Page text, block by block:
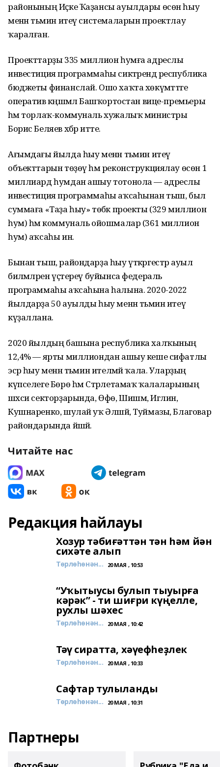
районының Иҫке Ҡаҙансы ауылдары өсөн һыу
менән тәьмин итеү системаларын проектлау
ҡаралған.
Проекттарҙы 335 миллион һумға адреслы
инвестиция программаһы сиктәрендә республика
бюджеты финанслай. Ошо хаҡта хөкүмәттәге
оператив кәңәшмәлә Башҡортостан вице-премьеры
һәм торлаҡ-коммуналь хужалыҡ министры
Борис Беляев хәбәр итте.
Ағымдағы йылда һыу менән тәьмин итеү
объекттарын төҙөү һәм реконструкциялау өсөн 1
миллиард һумдан ашыу тотонола — адреслы
инвестиция программаһы аҡсаһынан тыш, был
суммаға «Таҙа һыу» төбәк проекты (329 миллион
һум) һәм коммуналь ойошмалар (361 миллион
һум) аҡсаһы инә.
Бынан тыш, райондарҙа һыу үткәргестәр ауыл
биләмәләрен үҫтереү буйынса федераль
программаһы аҡсаһына һалына. 2020-2022
йылдарҙа 50 ауылды һыу менән тәьмин итеү
күҙаллана.
2020 йылдың башына республика халҡының
12,4% — ярты миллиондан ашыу кеше сифатлы
эсәр һыу менән тәьмин ителмәй ҡала. Уларҙың
күпселеге Бөрө һәм Стәрлетамаҡ ҡалаларының
шәхси секторҙарында, Өфө, Шишмә, Иглин,
Кушнаренко, шулай уҡ Әлшәй, Туймазы, Благовар
райондарында йәшәй.
Читайте нас
Редакция һайлауы
Хозур тәбиғәттән тән һәм йән
сихәте алып
Төрлөһөнән... 20 МАЯ , 10:53
“Уҡытыусы булып тыуырға
кәрәк” - ти шиғри күңелле,
рухлы шәхес
Төрлөһөнән... 20 МАЯ , 10:42
Тәү сиратта, хәүефһеҙлек
Төрлөһөнән... 20 МАЯ , 10:33
Сафтар тулыланды
Төрлөһөнән... 20 МАЯ , 10:31
Партнеры